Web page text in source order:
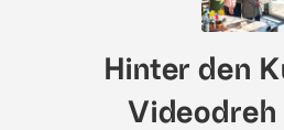
Hinter den
Videodreh